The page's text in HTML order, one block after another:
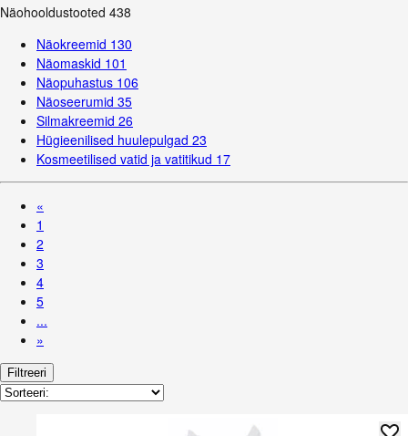
Näohooldustooted 438
Näokreemid 130
Näomaskid 101
Näopuhastus 106
Näoseerumid 35
Silmakreemid 26
Hügieenilised huulepulgad 23
Kosmeetilised vatid ja vatitikud 17
«
1
2
3
4
5
...
»
Filtreeri